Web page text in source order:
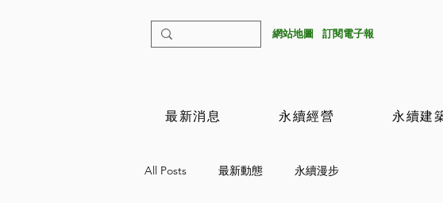
​網站地圖 ​訂閱電子報
最新消息 永續經營 永續建
All Posts 最新動態 永續漫步